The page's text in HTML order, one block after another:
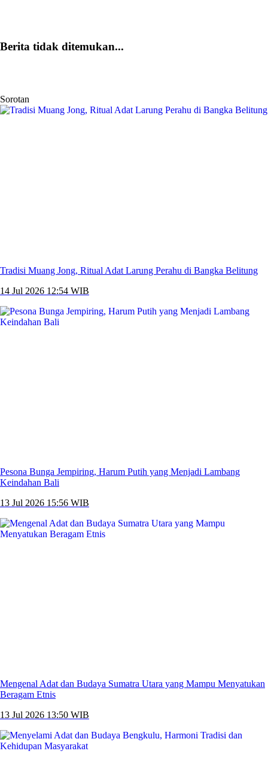
Berita tidak ditemukan...
Sorotan
Tradisi Muang Jong, Ritual Adat Larung Perahu di Bangka Belitung
14 Jul 2026 12:54 WIB
Pesona Bunga Jempiring, Harum Putih yang Menjadi Lambang
Keindahan Bali
13 Jul 2026 15:56 WIB
Mengenal Adat dan Budaya Sumatra Utara yang Mampu Menyatukan
Beragam Etnis
13 Jul 2026 13:50 WIB